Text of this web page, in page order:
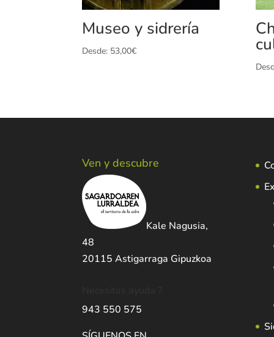
Museo y sidrería
Desde: 53,00€
Ven y descubre
Kale Nagusia,
48
20115 Astigarraga Gipuzkoa
943 550 575